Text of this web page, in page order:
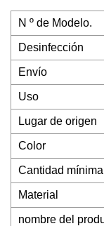
N º de Modelo.
Desinfección
Envío
Uso
Lugar de origen
Color
Cantidad
Material
nombre del